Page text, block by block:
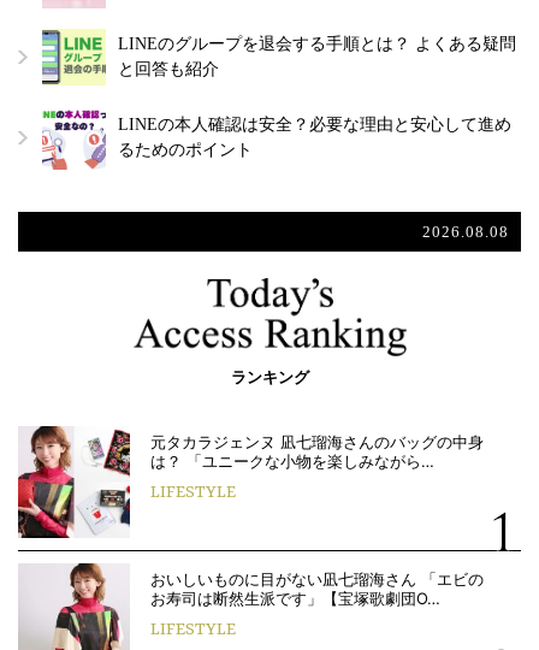
LINEのグループを退会する手順とは？ よくある疑問
と回答も紹介
LINEの本人確認は安全？必要な理由と安心して進め
るためのポイント
2026.08.08
ランキング
元タカラジェンヌ 凪七瑠海さんのバッグの中身
は？ 「ユニークな小物を楽しみながら…
LIFESTYLE
おいしいものに目がない凪七瑠海さん 「エビの
お寿司は断然生派です」【宝塚歌劇団O…
LIFESTYLE